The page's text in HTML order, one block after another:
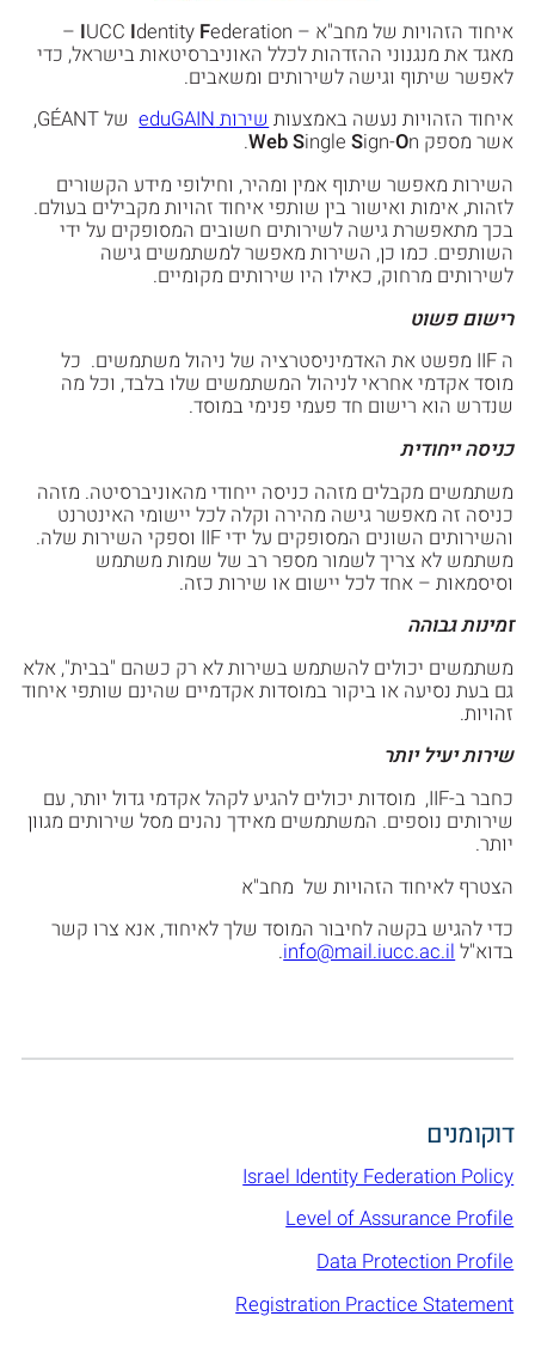
איחוד הזהויות של מחב"א – IUCC Identity F
ederation –
מאגד את מנגנוני ההזדהות לכלל האוניברסיטאות בישראל, כדי
לאפשר שיתוף וגישה לשירותים ומשאבים.
איחוד הזהויות נעשה באמצעותשירות eduGAIN של GÉANT,
אשר מספק WebSingleSign-On.
השירות מאפשר שיתוף אמין ומהיר, וחילופי מידע הקשורים
לזהות, אימות ואישור בין שותפי איחוד זהויות מקבילים בעולם.
בכך מתאפשרת גישה לשירותים חשובים המסופקים על ידי
השותפים. כמו כן, השירות מאפשר למשתמשים גישה
לשירותים מרחוק, כאילו היו שירותים מקומיים.
רישום פשוט
ה IIF מפשט את האדמיניסטרציה של ניהול משתמשים. כל
מוסד אקדמי אחראי לניהול המשתמשים שלו בלבד, וכל מה
שנדרש הוא רישום חד פעמי פנימי במוסד.
כניסה ייחודית
משתמשים מקבלים מזהה כניסה ייחודי מהאוניברסיטה. מזהה
כניסה זה מאפשר גישה מהירה וקלה לכל יישומי האינטרנט
והשירותים השונים המסופקים על ידי IIF וספקי השירות שלה.
משתמש לא צריך לשמור מספר רב של שמות משתמש
וסיסמאות – אחד לכל יישום או שירות כזה.
זמינות גבוהה
משתמשים יכולים להשתמש בשירות לא רק כשהם "בבית", אלא
גם בעת נסיעה או ביקור במוסדות אקדמיים שהינם שותפי איחוד
זהויות.
שירות יעיל יותר
כחבר ב-IIF, מוסדות יכולים להגיע לקהל אקדמי גדול יותר, עם
שירותים נוספים. המשתמשים מאידך נהנים מסל שירותים מגוון
יותר.
הצטרף לאיחוד הזהויות של מחב"א
כדי להגיש בקשה לחיבור המוסד שלך לאיחוד, אנא צרו קשר
בדוא"לinfo@mail.iucc.ac.il
.
דוקומנים
Israel Identity Federation Policy
Level of Assurance Profile
Data Protection Profile
Registration Practice Statement